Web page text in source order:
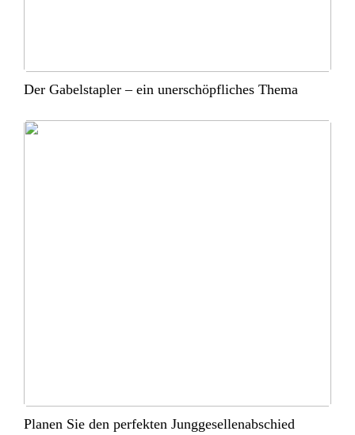
Der Gabelstapler – ein unerschöpfliches Thema
Planen Sie den perfekten Junggesellenabschied